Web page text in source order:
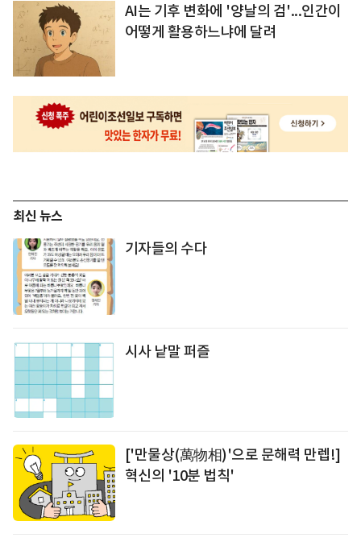
AI는 기후 변화에 '양날의 검'...인간이
어떻게 활용하느냐에 달려
최신 뉴스
기자들의 수다
시사 낱말 퍼즐
['만물상(萬物相)'으로 문해력 만렙!]
혁신의 '10분 법칙'